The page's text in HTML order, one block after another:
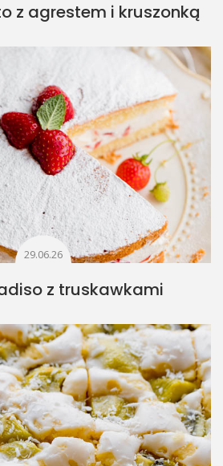
z agrestem i kruszonką
29.06.26
z truskawkami